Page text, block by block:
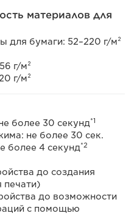
материалов для
для бумаги: 52–220 г/м²
г/м²
г/м²
более 30 секунд*1
не более 30 сек.
более 4 секунд*2
до создания
печати)
до возможности
с помощью